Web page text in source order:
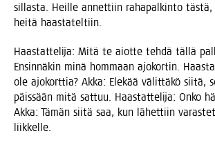
sil­las­ta. Heil­le annet­tiin raha­pal­kin­to
hei­tä haastateltiin.
Haas­tat­te­li­ja: Mitä te aiot­te teh­dä täl­lä
Ensin­nä­kin minä hom­maan ajo­kor­tin.
ole ajo­kort­tia? Akka: Ele­kää välit­tä­kö sii­tä,
päis­sään mitä sat­tuu. Haas­tat­te­li­ja: Onko
Akka: Tämän sii­tä saa, kun lähet­tiin
liikkelle.